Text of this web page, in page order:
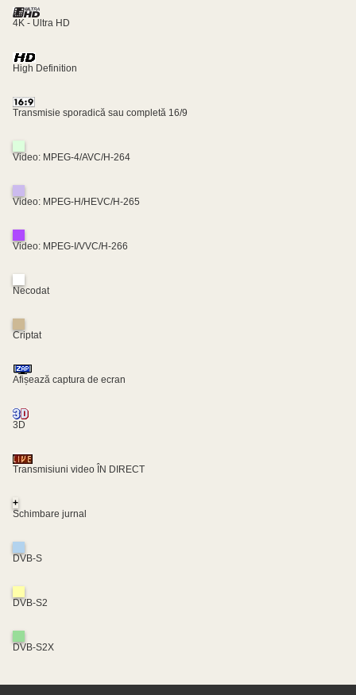
4K - Ultra HD
High Definition
Transmisie sporadică sau completă 16/9
Video: MPEG-4/AVC/H-264
Video: MPEG-H/HEVC/H-265
Video: MPEG-I/VVC/H-266
Necodat
Criptat
Afișează captura de ecran
3D
Transmisiuni video ÎN DIRECT
+
Schimbare jurnal
DVB-S
DVB-S2
DVB-S2X